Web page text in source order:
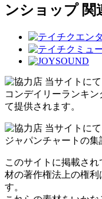
ンショップ 関
当サイトに
コンデイリーランキ
て提供されます。
当サイトに
ジャパンチャートの集
このサイトに掲載さ
材の著作権法上の権利
す。